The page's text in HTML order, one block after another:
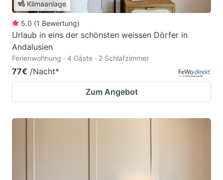
Klimaanlage
5.0 (1 Bewertung)
Urlaub in eins der schönsten weissen Dörfer in
Andalusien
Ferienwohnung · 4 Gäste · 2 Schlafzimmer
77€ /Nacht*
Zum Angebot